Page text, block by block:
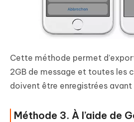
Cette méthode permet
2GB de message et toutes les
doivent être enregistrées avant
Méthode 3. À l’aide de